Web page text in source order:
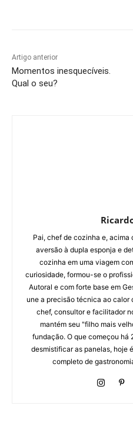
Artigo anterior
Momentos inesquecíveis.
Qual o seu?
Pai, chef de cozinha e, acima
aversão à dupla esponja e
cozinha em uma viagem
curiosidade, formou-se o
Autoral e com forte base em
une a precisão técnica ao calor
chef, consultor e facilitador
mantém seu "filho mais
fundação. O que começou há
desmistificar as panelas, hoje
completo de